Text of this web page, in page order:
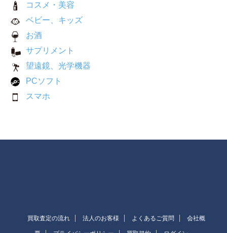
コスメ・美容
ベビー、キッズ
お酒
サプリメント
望遠鏡、光学機器
PCソフト
スマホ
買取査定の流れ 法人のお客様 よくあるご質問 会社概